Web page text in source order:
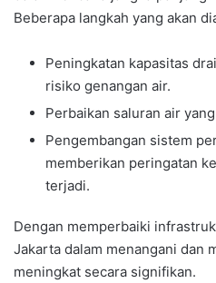
Beberapa langkah yang akan
Peningkatan kapasitas
risiko genangan air.
Perbaikan saluran air
Pengembangan sistem
memberikan peringatan
terjadi.
Dengan memperbaiki
Jakarta dalam menangani dan
meningkat secara signifikan.